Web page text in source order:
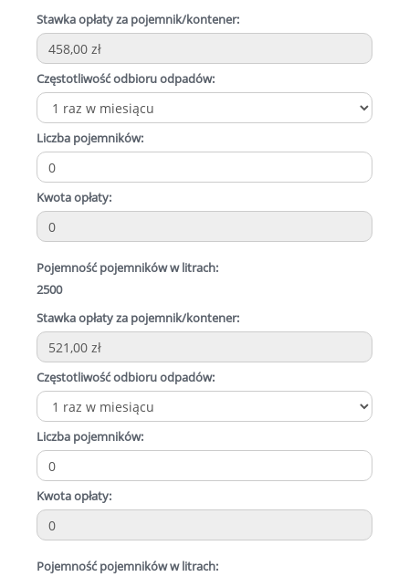
Stawka opłaty za pojemnik/kontener:
Częstotliwość odbioru odpadów:
Liczba pojemników:
Kwota opłaty:
Pojemność pojemników w litrach:
2500
Stawka opłaty za pojemnik/kontener:
Częstotliwość odbioru odpadów:
Liczba pojemników:
Kwota opłaty:
Pojemność pojemników w litrach: